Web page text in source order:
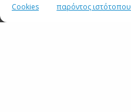
Cookies
παρόντος ιστότοπου